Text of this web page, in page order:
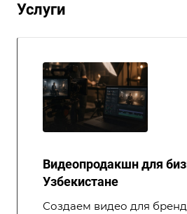
Услуги
Видеопродакшн для
Узбекистане
Создаем видео для